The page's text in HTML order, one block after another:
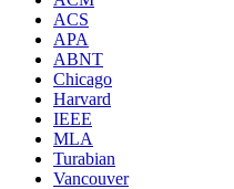
ACS
APA
ABNT
Chicago
Harvard
IEEE
MLA
Turabian
Vancouver